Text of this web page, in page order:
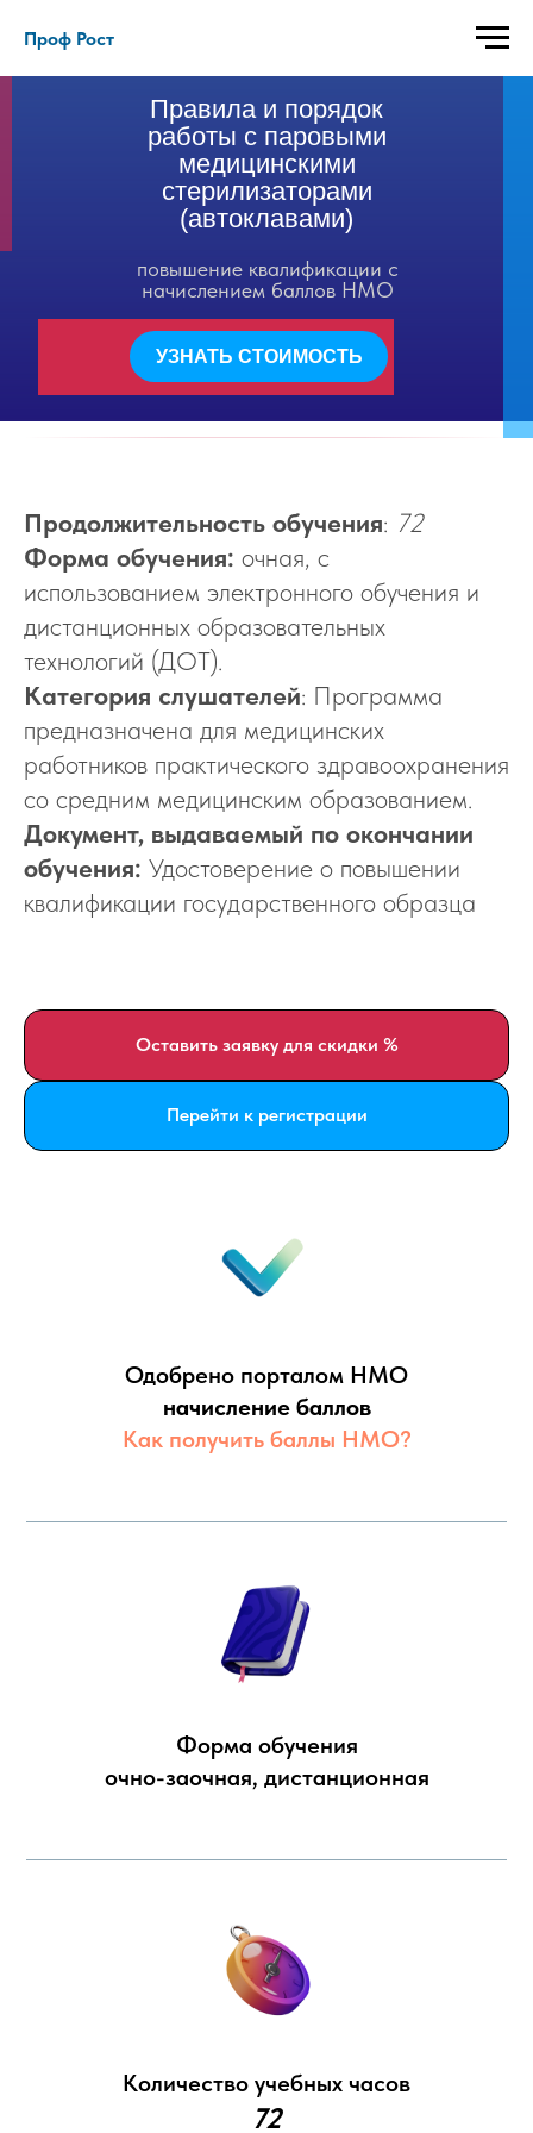
Проф Рост
Правила и порядок
работы с паровыми
медицинскими
стерилизаторами
(автоклавами)
УЗНАТЬ СТОИМОСТЬ
повышение квалификации с
начислением баллов НМО
Продолжительность обучения: 72
Форма обучения: очная, с
использованием электронного обучения и
дистанционных образовательных
технологий (ДОТ).
Категория слушателей: Программа
предназначена для медицинских
работников практического здравоохранения
со средним медицинским образованием.
Документ, выдаваемый по окончании
обучения: Удостоверение о повышении
квалификации государственного образца
Оставить заявку для скидки %
Перейти к регистрации
Одобрено порталом НМО
начисление баллов
Как получить баллы НМО?
Форма обучения
очно-заочная, дистанционная
Количество учебных часов
72